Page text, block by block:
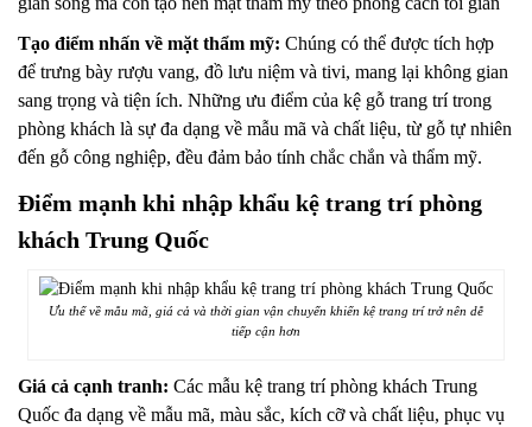
Tạo điểm nhấn về mặt thẩm mỹ: Chúng có thể được tích hợp
để trưng bày rượu vang, đồ lưu niệm và tivi, mang lại không gian
sang trọng và tiện ích. Những ưu điểm của kệ gỗ trang trí trong
phòng khách là sự đa dạng về mẫu mã và chất liệu, từ gỗ tự nhiên
đến gỗ công nghiệp, đều đảm bảo tính chắc chắn và thẩm mỹ.
Điểm mạnh khi nhập khẩu kệ trang trí phòng
khách Trung Quốc
Ưu thế về mẫu mã, giá cả và thời gian vận chuyển khiến kệ trang trí trở nên dễ
tiếp cận hơn
Giá cả cạnh tranh: Các mẫu kệ trang trí phòng khách Trung
Quốc đa dạng về mẫu mã, màu sắc, kích cỡ và chất liệu, phục vụ